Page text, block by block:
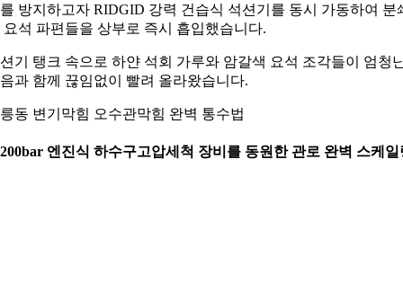
방지하고자 RIDGID 강력 건습식 석션기를 동시 가동하여 분
요석 파편들을 상부로 즉시 흡입했습니다.
기 탱크 속으로 하얀 석회 가루와 암갈색 요석 조각들이 엄청
과 함께 끊임없이 빨려 올라왔습니다.
동 변기막힘 오수관막힘 완벽 통수법
엔진식 하수구고압세척 장비를 동원한 관로 완벽 스케일